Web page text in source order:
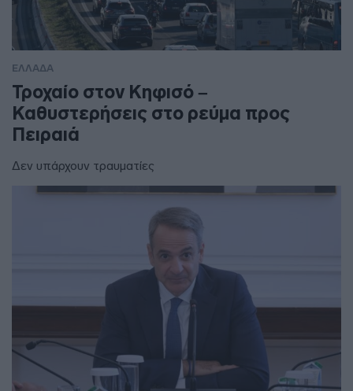
ΕΛΛΑΔΑ
Τροχαίο στον Κηφισό –
Καθυστερήσεις στο ρεύμα προς
Πειραιά
Δεν υπάρχουν τραυματίες